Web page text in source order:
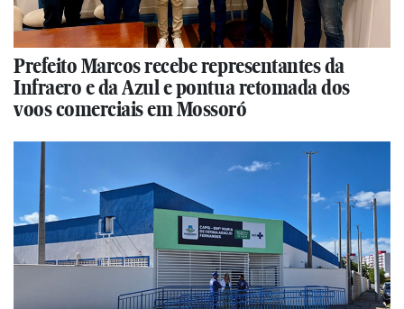
Prefeito Marcos recebe representantes da
Infraero e da Azul e pontua retomada dos
voos comerciais em Mossoró